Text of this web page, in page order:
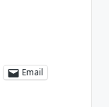
Email